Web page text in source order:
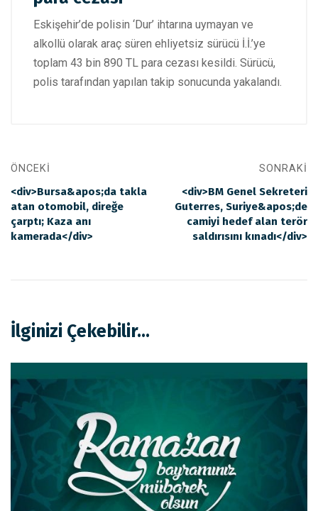
Eskişehir’de polisin ‘Dur’ ihtarına uymayan ve
alkollü olarak araç süren ehliyetsiz sürücü İ.İ.’ye
toplam 43 bin 890 TL para cezası kesildi. Sürücü,
polis tarafından yapılan takip sonucunda yakalandı.
ÖNCEKI
<div>Bursa&apos;da takla
atan otomobil, direğe
çarptı; Kaza anı
kamerada</div>
SONRAKI
<div>BM Genel Sekreteri
Guterres, Suriye&apos;de
camiyi hedef alan terör
saldırısını kınadı</div>
İlginizi Çekebilir...